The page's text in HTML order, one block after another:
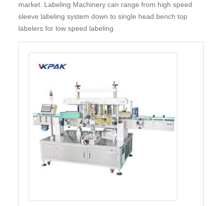
market. Labeling Machinery can range from high speed
sleeve labeling system down to single head bench top
labelers for low speed labeling.